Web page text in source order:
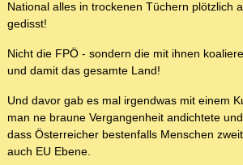
National alles in trockenen Tüchern plötzlich
gedisst!
Nicht die FPÖ - sondern die mit ihnen
und damit das gesamte Land!
Und davor gab es mal irgendwas mit einem
man ne braune Vergangenheit andichtete
dass Österreicher bestenfalls Menschen
auch EU Ebene.